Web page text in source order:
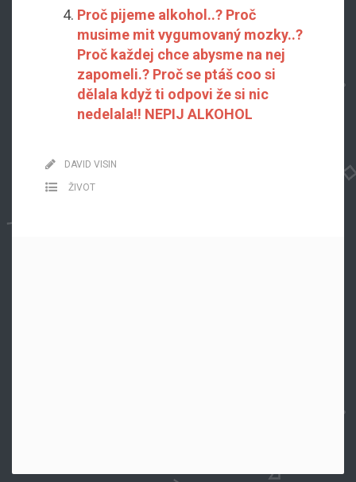
Proč pijeme alkohol..? Proč
musime mit vygumovaný mozky..?
Proč každej chce abysme na nej
zapomeli.? Proč se ptáš coo si
dělala když ti odpovi že si nic
nedelala!! NEPIJ ALKOHOL
DAVID VISIN
ŽIVOT